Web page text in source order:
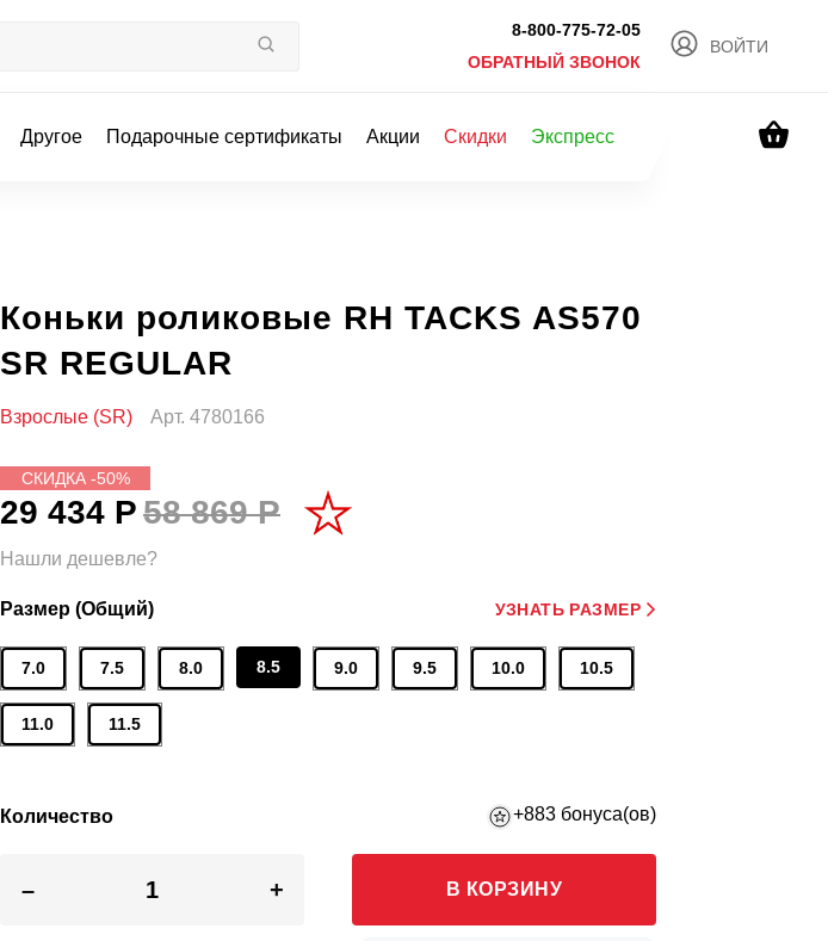
8-800-775-72-05
ОБРАТНЫЙ ЗВОНОК
ВОЙТИ
Другое Подарочные сертификаты Акции Скидки Экспресс
Коньки роликовые RH TACKS AS570
SR REGULAR
Взрослые (SR) Арт. 4780166
СКИДКА -50%
29 434 Р58 869 Р
Нашли дешевле?
Размер (Общий) УЗНАТЬ РАЗМЕР
7.0 7.5 8.0 8.5 9.0 9.5 10.0 10.5
11.0 11.5
Количество +883 бонуса(ов)
– + В КОРЗИНУ